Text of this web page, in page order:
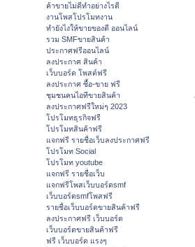
ค้าขายไม่ดีทำอย่างไรดี
งานโพสโปรโมทงาน
ทํายังไงให้ขายของดี ออนไลน์
รวม SMFขายสินค้า
ประกาศฟรีออนไลน์
ลงประกาศ สินค้า
เว็บบอร์ด โพสต์ฟรี
ลงประกาศ ซื้อ-ขาย ฟรี
ชุมชนคนไอทีขายสินค้า
ลงประกาศฟรีใหม่ๆ 2023
โปรโมทธุรกิจฟรี
โปรโมทสินค้าฟรี
แจกฟรี รายชื่อเว็บลงประกาศฟรี
โปรโมท Social
โปรโมท youtube
แจกฟรี รายชื่อเว็บ
แจกฟรีโพสเว็บบอร์ดsmf
เว็บบอร์ดsmfโพสฟรี
รายชื่อเว็บบอร์ดขายสินค้าฟรี
ลงประกาศฟรี เว็บบอร์ด
เว็บบอร์ดขายสินค้าฟรี
ฟรี เว็บบอร์ด แรงๆ